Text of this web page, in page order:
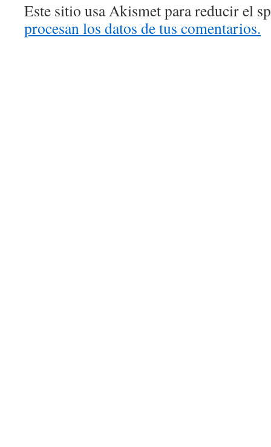
Este sitio usa Akismet para reducir el
procesan los datos de tus comentarios.